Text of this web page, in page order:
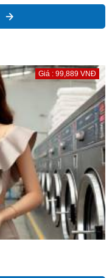
Giá : 99,889 VNĐ